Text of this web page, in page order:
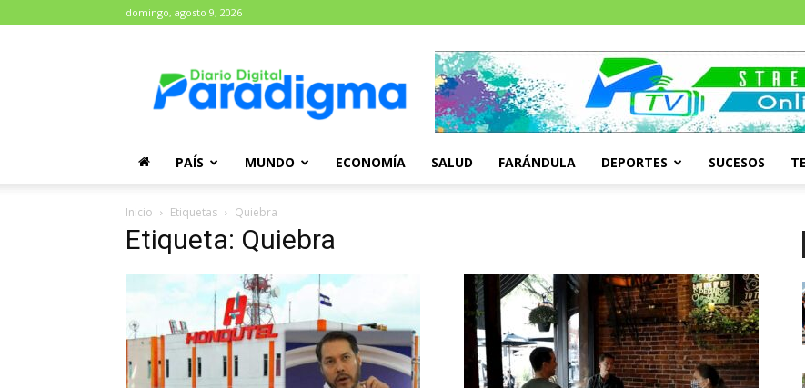
domingo, agosto 9, 2026
Paradigma
PAÍS MUNDO ECONOMÍA SALUD FARÁNDULA DEPORTES SUCESOS
Inicio Etiquetas Quiebra
Etiqueta: Quiebra